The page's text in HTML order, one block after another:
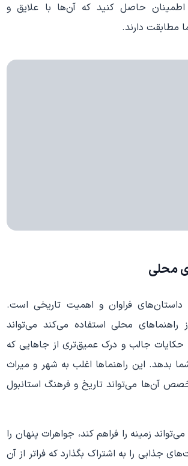
اطمینان حاصل کنید که آن‌ها با علایق و
دارند.
محلی
داستان‌های فراوان و اهمیت تاریخی است.
راهنماهای محلی استفاده می‌کند می‌تواند
حکایات جالب و درک عمیق‌تری از جاهایی که
بدهد. این راهنماها اغلب به شهر و میراث
آن‌ها می‌تواند تاریخ و فرهنگ استانبول
زمینه را فراهم کند، جواهرات پنهان را
جذابی را به اشتراک بگذارد که فراتر از آن